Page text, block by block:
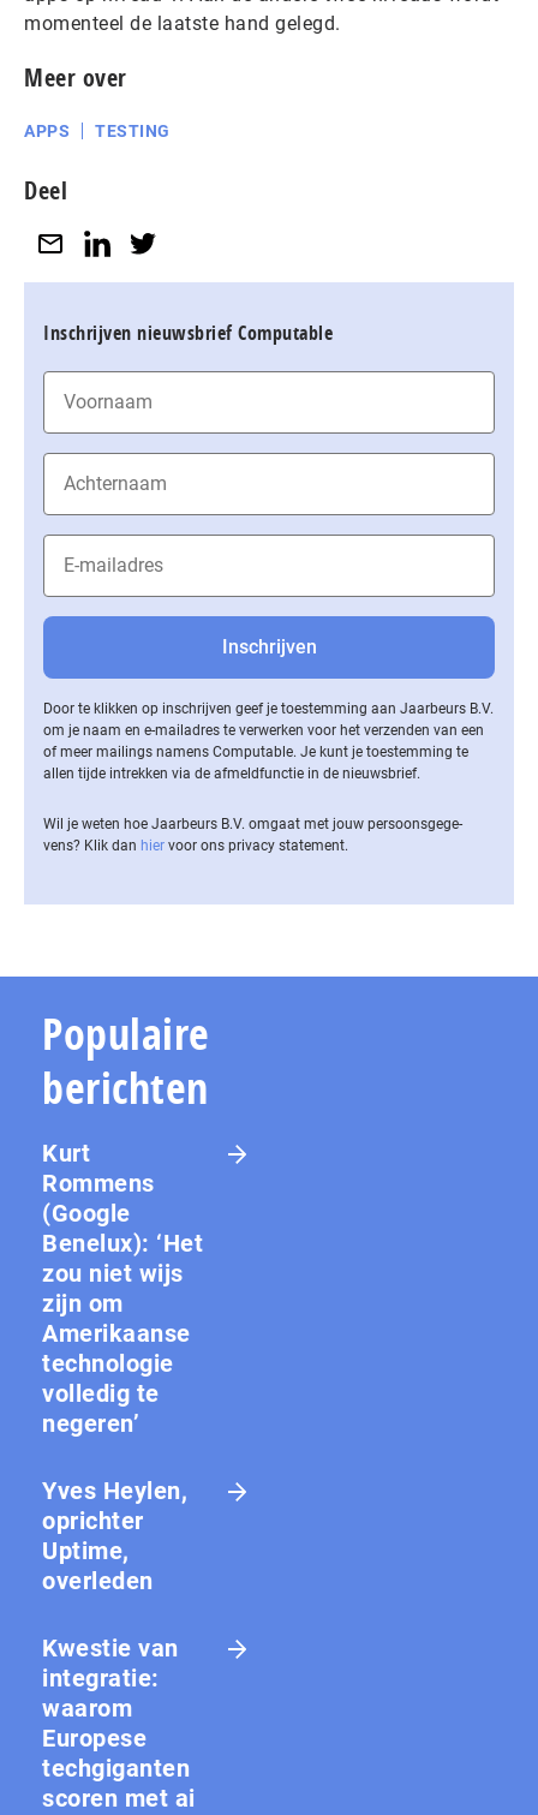
momenteel de laatste hand gelegd.
Meer over
APPS TESTING
Deel
Inschrijven nieuwsbrief Computable
Door te klikken op inschrijven geef je toestemming aan Jaarbeurs B.V.
om je naam en e-mailadres te verwerken voor het verzenden van een
of meer mailings namens Computable. Je kunt je toestemming te
allen tijde intrekken via de af­meld­func­tie in de nieuwsbrief.
Wil je weten hoe Jaarbeurs B.V. omgaat met jouw per­soons­ge­ge­
vens? Klik dan hier voor ons privacy statement.
Populaire
berichten
Kurt
Rommens
(Google
Benelux): ‘Het
zou niet wijs
zijn om
Amerikaanse
technologie
volledig te
negeren’
Yves Heylen,
oprichter
Uptime,
overleden
Kwestie van
integratie:
waarom
Europese
techgiganten
scoren met ai